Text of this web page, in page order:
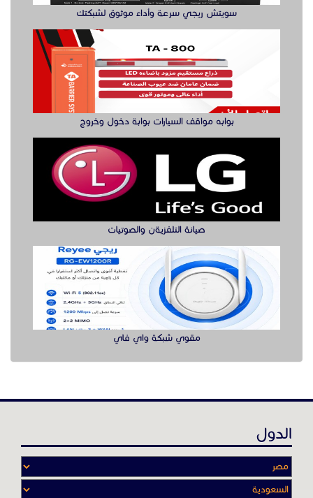
سويتش ريجي سرعة وأداء موثوق لشبكتك
بوابه مواقف السيارات بوابة دخول وخروج
صيانة التلفزيةن والصوتيات
مقوي شبكة واي فاي
الدول